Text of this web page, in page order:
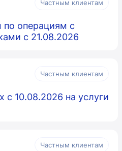
Частным клиентам
по операциям с
с 21.08.2026
Частным клиентам
с 10.08.2026 на услуги
Частным клиентам